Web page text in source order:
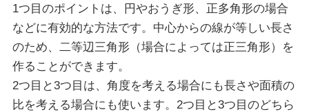
1つ目のポイントは、円やおうぎ形、正多角形の場合
などに有効的な方法です。中心からの線が等しい長さ
のため、二等辺三角形（場合によっては正三角形）を
作ることができます。
2つ目と3つ目は、角度を考える場合にも長さや面積の
比を考える場合にも使います。2つ目と3つ目のどちら